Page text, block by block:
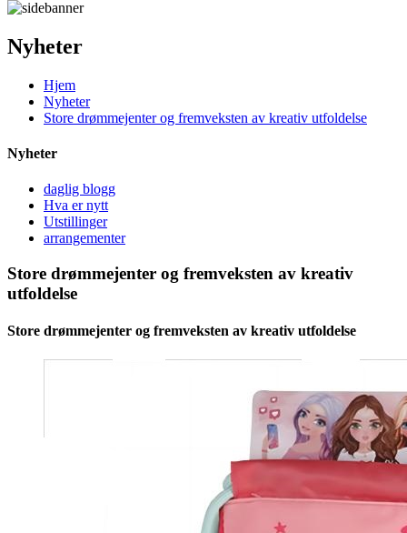
Nyheter
Hjem
Nyheter
Store drømmejenter og fremveksten av kreativ utfoldelse
Nyheter
daglig blogg
Hva er nytt
Utstillinger
arrangementer
Store drømmejenter og fremveksten av kreativ
utfoldelse
Store drømmejenter og fremveksten av kreativ utfoldelse